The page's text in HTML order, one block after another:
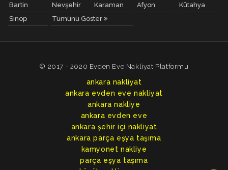
Bartin
Nevşehir Karaman Afyon
Kütahya
Sinop
Tümünü Göster
© 2017 - 2020 Evden Eve Nakliyat Platformu
ankara nakliyat
ankara evden eve nakliyat
ankara nakliye
ankara evden eve
ankara şehir içi nakliyat
ankara parça eşya taşıma
kamyonet nakliye
parça eşya taşıma